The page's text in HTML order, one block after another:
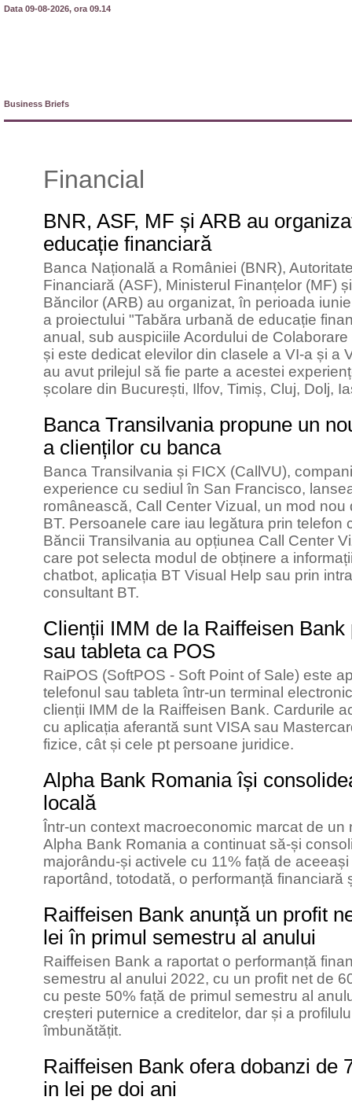
Data 09-08-2026, ora 09.14
Business Briefs
Financial
BNR, ASF, MF și ARB au
educație financiară
Banca Națională a României (BNR),
Financiară (ASF), Ministerul Finanțelor (MF)
Băncilor (ARB) au organizat, în perioada
a proiectului "Tabăra urbană de educație
anual, sub auspiciile Acordului de
și este dedicat elevilor din clasele a VI-a și a
au avut prilejul să fie parte a acestei
școlare din București, Ilfov, Timiș, Cluj, Dolj,
Banca Transilvania propune un
a clienților cu banca
Banca Transilvania și FICX (CallVU),
experience cu sediul în San Francisco,
românească, Call Center Vizual, un mod
BT. Persoanele care iau legătura prin telefon
Băncii Transilvania au opțiunea Call Center
care pot selecta modul de obținere a
chatbot, aplicația BT Visual Help sau prin
consultant BT.
Clienții IMM de la Raiffeisen Bank
sau tableta ca POS
RaiPOS (SoftPOS - Soft Point of Sale) este
telefonul sau tableta într-un terminal
clienții IMM de la Raiffeisen Bank. Cardurile
cu aplicația aferantă sunt VISA sau
fizice, cât și cele pt persoane juridice.
Alpha Bank Romania își
locală
Într-un context macroeconomic marcat de un
Alpha Bank Romania a continuat să-și
majorându-și activele cu 11% față de
raportând, totodată, o performanță financiară
Raiffeisen Bank anunță un profit
lei în primul semestru al anului
Raiffeisen Bank a raportat o performanță
semestru al anului 2022, cu un profit net de
cu peste 50% față de primul semestru al
creșteri puternice a creditelor, dar și a
îmbunătățit.
Raiffeisen Bank ofera dobanzi de
in lei pe doi ani